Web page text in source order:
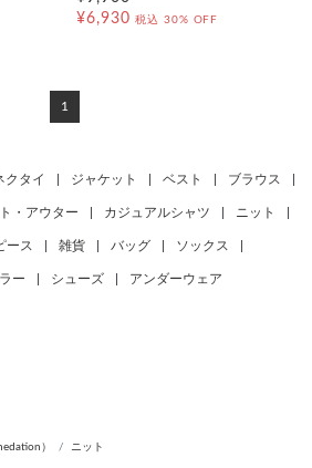
¥6,930 税込 30% OFF
1
クタイ ジャケット ベスト ブラウス
・アウター カジュアルシャツ ニット
ース 雑貨 バッグ ソックス
ー シューズ アンダーウェア
） ニット